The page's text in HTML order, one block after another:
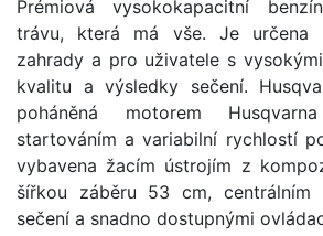
Prémiová vysokokapacitní
trávu, která má vše. Je
zahrady a pro uživatele s
kvalitu a výsledky sečení.
poháněná motorem
startováním a variabilní rychlostí
vybavena žacím ústrojím z
šířkou záběru 53 cm, centrálním
sečení a snadno dostupnými